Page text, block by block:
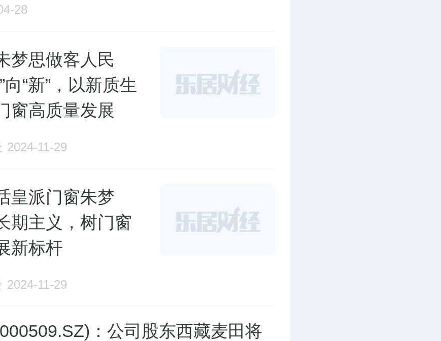
28
梦思做客人民
向“新”，以新质生
窗高质量发展
2024-11-29
皇派门窗朱梦
期主义，树门窗
新标杆
2024-11-29
：公司股东西藏麦田将